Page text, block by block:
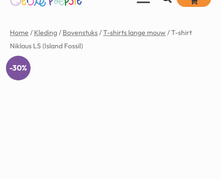
Home / Kleding/ Bovenstuks/T-shirts lange mouw / T-shirt
Niklaus LS (Island Fossil)
-30%